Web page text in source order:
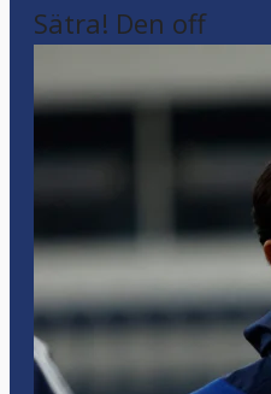
Sätra! Den off